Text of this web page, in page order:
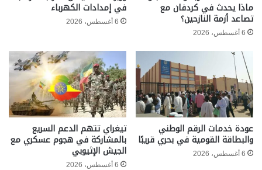
ماذا يحدث في كردفان مع
تصاعد أزمة النازحين؟
6 أغسطس، 2026
في إمدادات الكهرباء
6 أغسطس، 2026
عودة خدمات الرقم الوطني
والبطاقة القومية في بحري قريبًا
6 أغسطس، 2026
تيغراي تتهم الدعم السريع
بالمشاركة في هجوم عسكري مع
الجيش الإثيوبي
6 أغسطس، 2026